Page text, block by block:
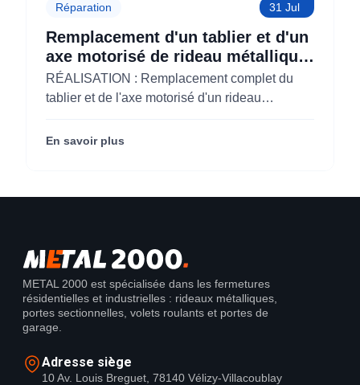
Réparation 31 Jul
Remplacement d'un tablier et d'un
axe motorisé de rideau métallique
pour M'CHADAL (Optical Center)
(95)
RÉALISATION : Remplacement complet du
tablier et de l'axe motorisé d'un rideau
Center) (95290).
En savoir plus
METAL 2000 est spécialisée dans les fermetures
résidentielles et industrielles : rideaux métalliques,
portes sectionnelles, volets roulants et portes de
garage.
Adresse siège
10 Av. Louis Breguet, 78140 Vélizy-Villacoublay